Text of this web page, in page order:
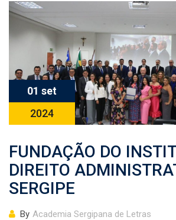
01 set
2024
FUNDAÇÃO DO
DIREITO
SERGIPE
By Academia Sergipana de Letras